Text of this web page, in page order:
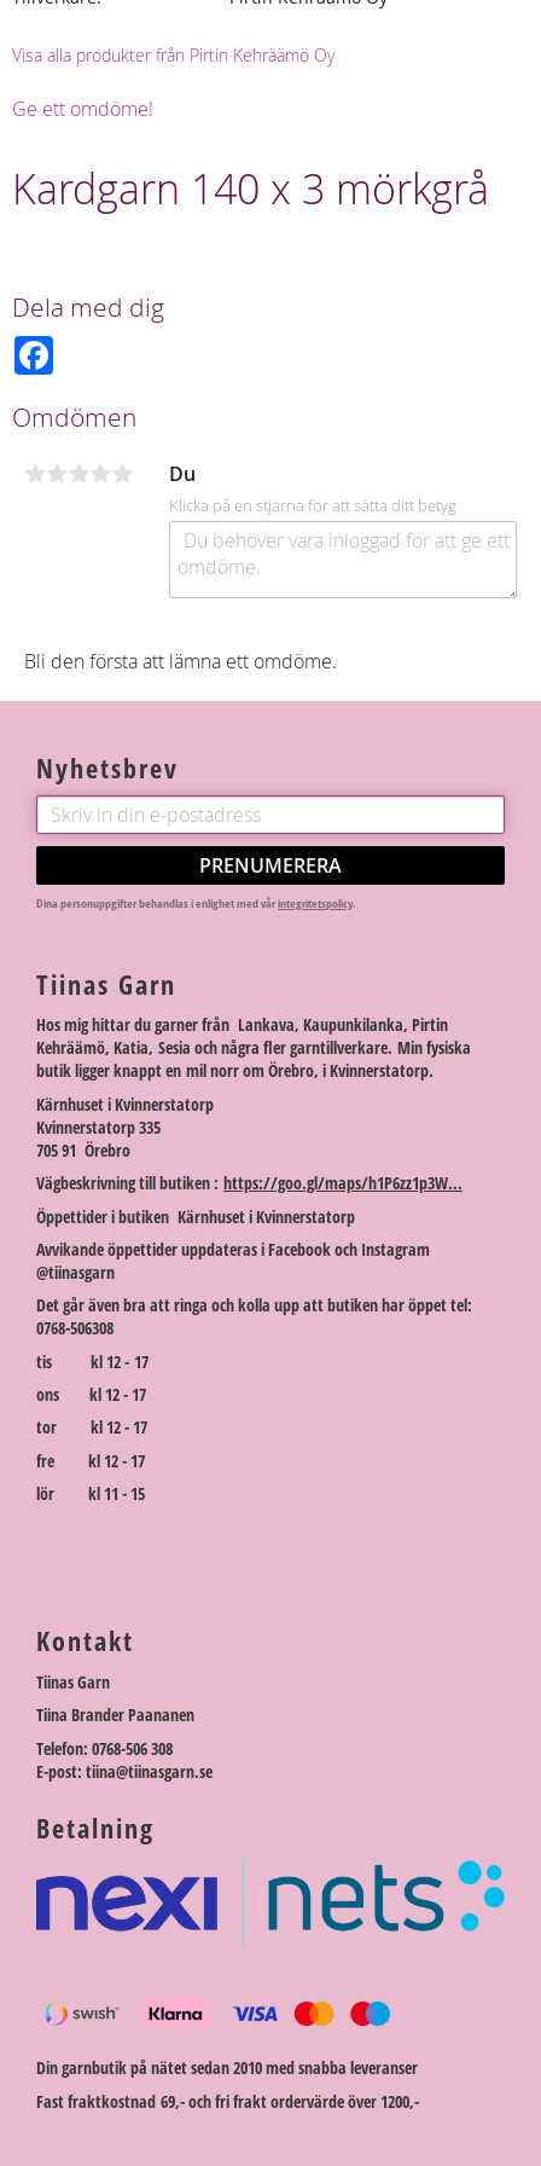
Visa alla produkter från Pirtin Kehräämö Oy
Ge ett omdöme!
Kardgarn 140 x 3 mörkgrå
Dela med dig
b
o
k
Omdömen
Du
Klicka på en stjärna för att sätta ditt betyg
Bli den första att lämna ett omdöme.
Nyhetsbrev
PRENUMERERA
Dina personuppgifter behandlas i enlighet med vårintegritetspolicy.
Tiinas Garn
Hos mig hittar du garner från Lankava, Kaupunkilanka, Pirtin
Kehräämö, Katia, Sesia och några fler garntillverkare. Min fysiska
butik ligger knappt en mil norr om Örebro, i Kvinnerstatorp.
Kärnhuset i Kvinnerstatorp
Kvinnerstatorp 335
705 91 Örebro
Vägbeskrivning till butiken : https://goo.gl/maps/h1P6zz1p3W...
Öppettider i butiken Kärnhuset i Kvinnerstatorp
Avvikande öppettider uppdateras i Facebook och Instagram
@tiinasgarn
Det går även bra att ringa och kolla upp att butiken har öppet tel:
0768-506308
tis kl 12 - 17
ons kl 12 - 17
tor kl 12 - 17
fre kl 12 - 17
lör kl 11 - 15
Kontakt
Tiinas Garn
Tiina Brander Paananen
Telefon: 0768-506 308
E-post: tiina@tiinasgarn.se
Betalning
Din garnbutik på nätet sedan 2010 med snabba leveranser
Fast fraktkostnad 69,- och fri frakt ordervärde över 1200,-